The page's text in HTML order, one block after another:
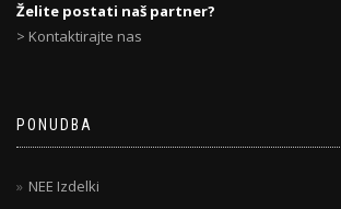
Želite postati naš partner?
> Kontaktirajte nas
PONUDBA
NEE Izdelki